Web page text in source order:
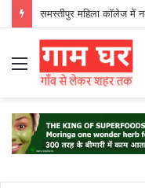
समस्तीपुर महिला कॉलेज में
Menu